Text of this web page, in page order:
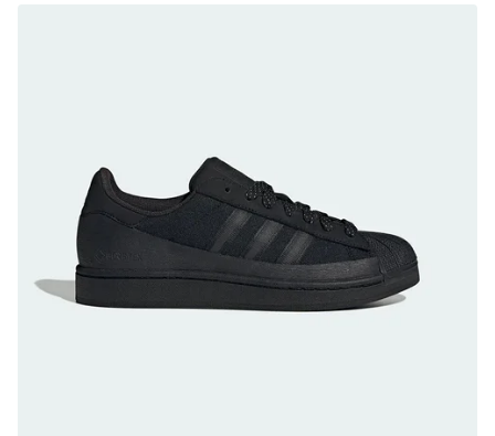
防水鞋推薦 10. PUMA Voyage NITRO™ 4
GORE-TEX：氮氣中底注入，回彈與防滑兼具的
全天候越野跑鞋
防水鞋推薦 11. On Cloudhorizon 2 WP：腳
感軟彈、搭載 Missiongrip™ 的防水輕越野鞋